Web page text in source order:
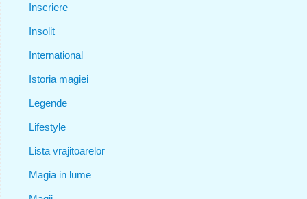
Inscriere
Insolit
International
Istoria magiei
Legende
Lifestyle
Lista vrajitoarelor
Magia in lume